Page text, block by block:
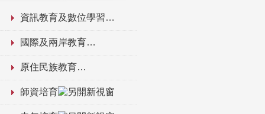
資訊教育及數位學習
國際及兩岸教育
原住民族教育
師資培育